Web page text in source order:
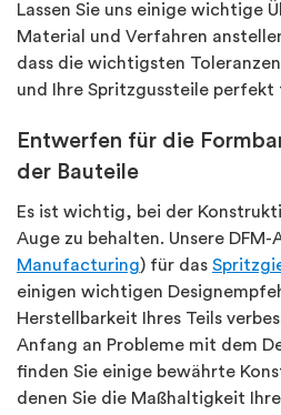
Lassen Sie uns einige wichtige
Material und Verfahren
dass die wichtigsten
und Ihre Spritzgussteile
Entwerfen für die
der Bauteile
Es ist wichtig, bei der
Auge zu behalten. Unsere DFM-
Manufacturing) für das
einigen wichtigen
Herstellbarkeit Ihres Teils
Anfang an Probleme mit dem
finden Sie einige bewährte
denen Sie die Maßhaltigkeit